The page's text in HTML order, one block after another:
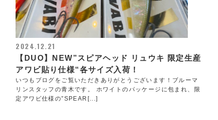
2024.12.21
【DUO】NEW”スピアヘッド リュウキ 限定生産
アワビ貼り仕様“各サイズ入荷！
いつもブログをご覧いただきありがとうございます！ブルーマ
リンスタッフの青木です。 ホワイトのパッケージに包まれ、限
定アワビ仕様の”SPEAR[...]